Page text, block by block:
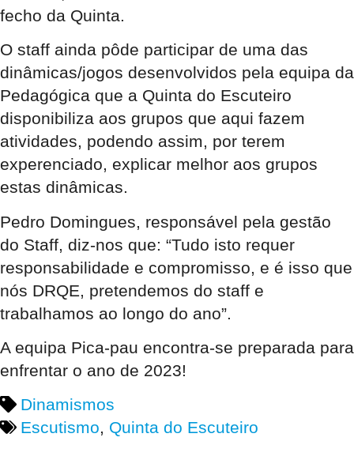
fecho da Quinta.
O staff ainda pôde participar de uma das
dinâmicas/jogos desenvolvidos pela equipa da
Pedagógica que a Quinta do Escuteiro
disponibiliza aos grupos que aqui fazem
atividades, podendo assim, por terem
experenciado, explicar melhor aos grupos
estas dinâmicas.
Pedro Domingues, responsável pela gestão
do Staff, diz-nos que: “Tudo isto requer
responsabilidade e compromisso, e é isso que
nós DRQE, pretendemos do staff e
trabalhamos ao longo do ano”.
A equipa Pica-pau encontra-se preparada para
enfrentar o ano de 2023!
Dinamismos
Escutismo, Quinta do Escuteiro